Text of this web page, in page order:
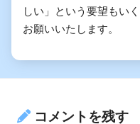
しい」という要望もい
お願いいたします。
コメントを残す